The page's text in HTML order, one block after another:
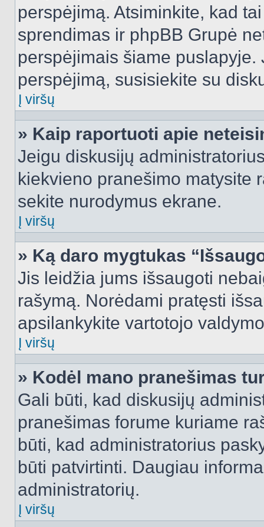
perspėjimą. Atsiminkite, kad
sprendimas ir phpBB Grupė
perspėjimais šiame
perspėjimą, susisiekite su
Į viršų
» Kaip raportuoti apie
Jeigu diskusijų
kiekvieno pranešimo matysite
sekite nurodymus ekrane.
Į viršų
» Ką daro mygtukas
Jis leidžia jums išsaugoti
rašymą. Norėdami pratęsti
apsilankykite vartotojo
Į viršų
» Kodėl mano pranešimas
Gali būti, kad diskusijų
pranešimas forume kuriame
būti, kad administratorius
būti patvirtinti. Daugiau
administratorių.
Į viršų